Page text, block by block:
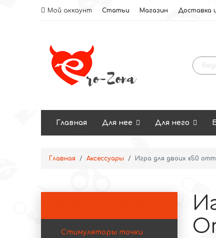
Мой аккаунт Статьи Магазин Доставка
Главная Для нее Для него
Главная Аксессуары Игра для двоих «50
Стимуляторы точки